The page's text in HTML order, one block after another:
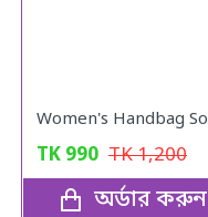
TK 990 TK1,200
অর্ডার করুন